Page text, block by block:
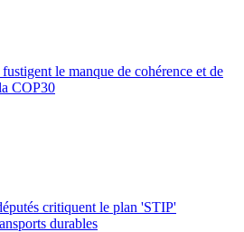
le manque de cohérence et de
COP30
critiquent le plan 'STIP'
durables